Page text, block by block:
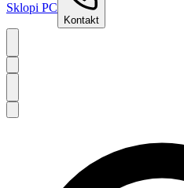
Sklopi PC
Kontakt